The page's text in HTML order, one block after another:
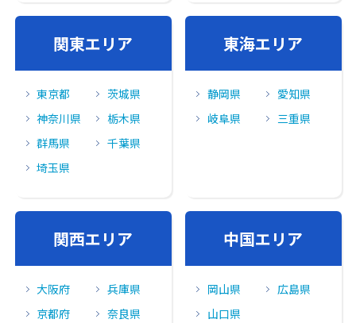
関東エリア
東京都
茨城県
神奈川県
栃木県
群馬県
千葉県
埼玉県
東海エリア
静岡県
愛知県
岐阜県
三重県
関⻄エリア
大阪府
兵庫県
京都府
奈良県
中国エリア
岡山県
広島県
山口県